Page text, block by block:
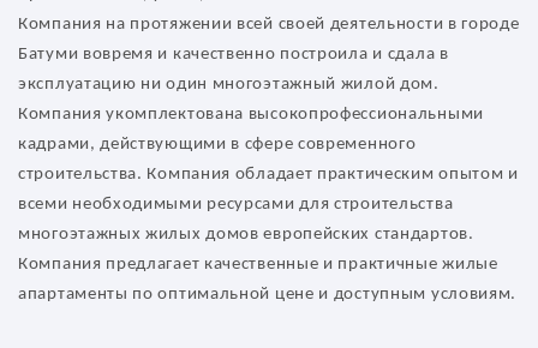
Компания на протяжении всей своей деятельности в городе
Батуми вовремя и качественно построила и сдала в
эксплуатацию ни один многоэтажный жилой дом.
Компания укомплектована высокопрофессиональными
кадрами, действующими в сфере современного
строительства. Компания обладает практическим опытом и
всеми необходимыми ресурсами для строительства
многоэтажных жилых домов европейских стандартов.
Компания предлагает качественные и практичные жилые
апартаменты по оптимальной цене и доступным условиям.